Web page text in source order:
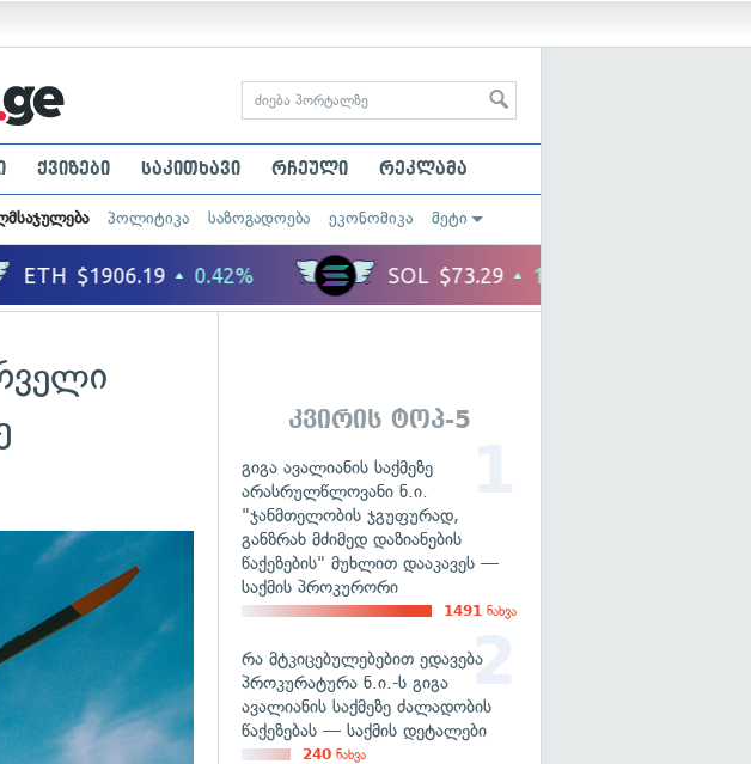
ქვიზები საკითხავი რჩეული რეკლამა
პოლიტიკა საზოგადოება ეკონომიკა მეტი
კვირის ტოპ-5
გიგა ავალიანის საქმეზე
არასრულწლოვანი ნ.ი.
"ჯანმთელობის ჯგუფურად,
განზრახ მძიმედ დაზიანების
წაქეზების" მუხლით დააკავეს —
საქმის პროკურორი
1491 ნახვა
რა მტკიცებულებებით ედავება
პროკურატურა ნ.ი.-ს გიგა
ავალიანის საქმეზე ძალადობის
წაქეზებას — საქმის დეტალები
240 ნახვა